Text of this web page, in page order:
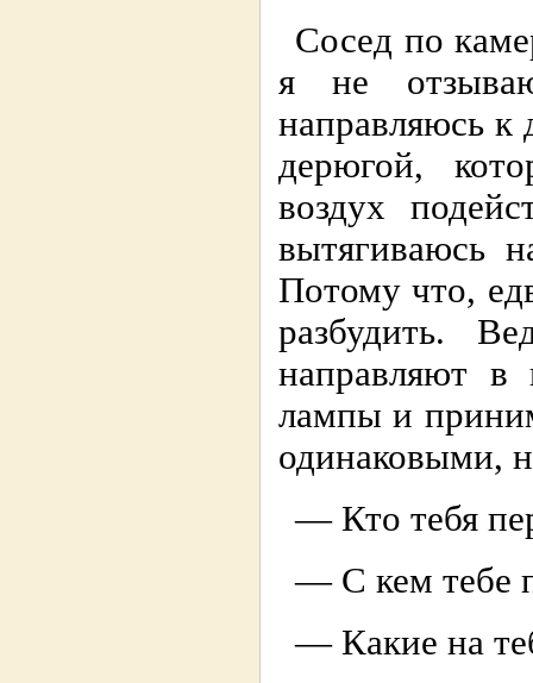
Сосед по
я не
направляюсь
дерюгой,
воздух
вытягиваюсь
Потому что,
разбудить.
направляют в
лампы и
одинаковыми,
— Кто тебя
— С кем тебе
— Какие на